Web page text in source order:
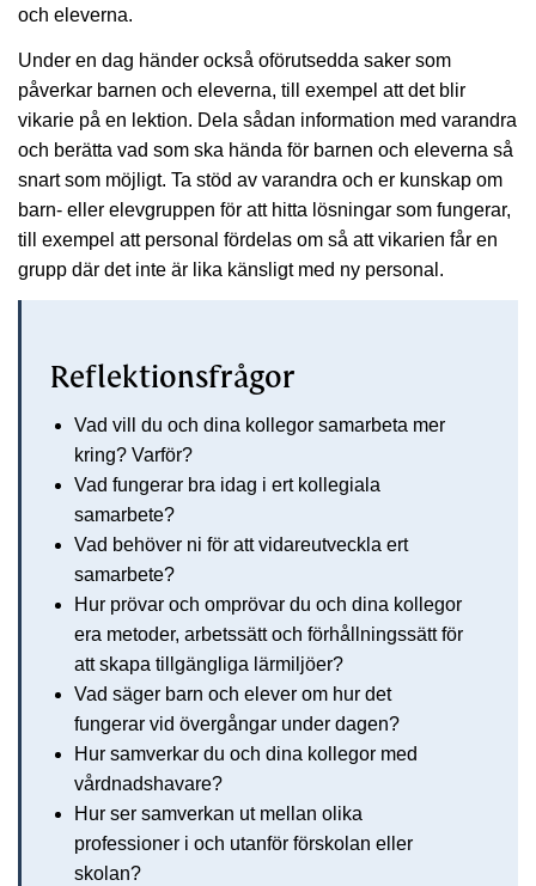
och eleverna.
Under en dag händer också oförutsedda saker som
påverkar barnen och eleverna, till exempel att det blir
vikarie på en lektion. Dela sådan information med varandra
och berätta vad som ska hända för barnen och eleverna så
snart som möjligt. Ta stöd av varandra och er kunskap om
barn- eller elevgruppen för att hitta lösningar som fungerar,
till exempel att personal fördelas om så att vikarien får en
grupp där det inte är lika känsligt med ny personal.
Reflektionsfrågor
Vad vill du och dina kollegor samarbeta mer
kring? Varför?
Vad fungerar bra idag i ert kollegiala
samarbete?
Vad behöver ni för att vidareutveckla ert
samarbete?
Hur prövar och omprövar du och dina kollegor
era metoder, arbetssätt och förhållningssätt för
att skapa tillgängliga lärmiljöer?
Vad säger barn och elever om hur det
fungerar vid övergångar under dagen?
Hur samverkar du och dina kollegor med
vårdnadshavare?
Hur ser samverkan ut mellan olika
professioner i och utanför förskolan eller
skolan?